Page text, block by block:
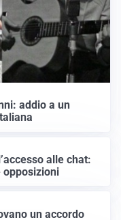
addio a un
alle chat:
opposizioni
un accordo